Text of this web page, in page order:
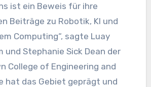
ist ein Beweis für ihre
Beiträge zu Robotik, KI und
Computing“, sagte Luay
und Stephanie Sick Dean der
College of Engineering and
hat das Gebiet geprägt und